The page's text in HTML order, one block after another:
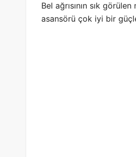
Bel ağrısının sık
asansörü çok iyi bir